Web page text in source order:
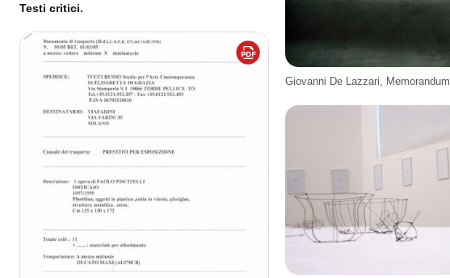
Testi critici.
Giovanni De Lazzari, Memorandum.